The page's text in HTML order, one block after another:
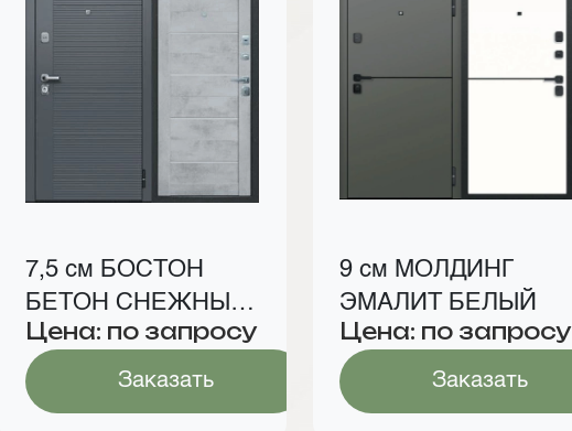
7,5 см БОСТОН
БЕТОН СНЕЖНЫЙ
ЦАРГА
Цена: по запросу
Заказать
9 см МОЛДИНГ
ЭМАЛИТ БЕЛЫЙ
Цена: по запросу
Заказать